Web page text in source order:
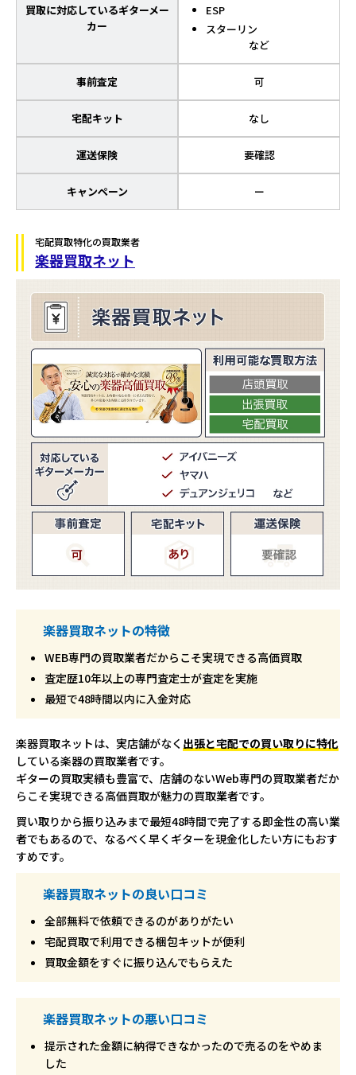
買取に対応しているギターメー
カー
ESP
スターリン
など
事前査定 可
宅配キット なし
運送保険 要確認
キャンペーン ー
宅配買取特化の買取業者
楽器買取ネット
楽器買取ネットの特徴
WEB専門の買取業者だからこそ実現できる高価買取
査定歴10年以上の専門査定士が査定を実施
最短で48時間以内に入金対応
楽器買取ネットは、実店舗がなく 出張と宅配での買い取りに特化
している楽器の買取業者です。
ギターの買取実績も豊富で、店舗のないWeb専門の買取業者だか
らこそ実現できる高価買取が魅力の買取業者です。
買い取りから振り込みまで最短48時間で完了する即金性の高い業
者でもあるので、なるべく早くギターを現金化したい方にもおす
すめです。
楽器買取ネットの良い口コミ
全部無料で依頼できるのがありがたい
宅配買取で利用できる梱包キットが便利
買取金額をすぐに振り込んでもらえた
楽器買取ネットの悪い口コミ
提示された金額に納得できなかったので売るのをやめま
した